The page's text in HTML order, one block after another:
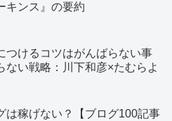
キンス』の要約
つけるコツはがんばらない事
ない戦略：川下和彦×たむらよ
は稼げない？【ブログ100記事